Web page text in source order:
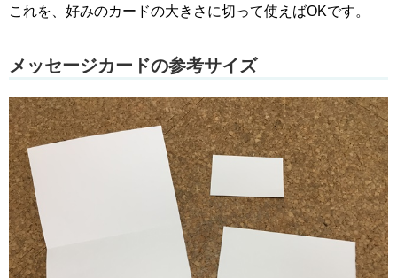
これを、好みのカードの大きさに切って使えばOKです。
メッセージカードの参考サイズ